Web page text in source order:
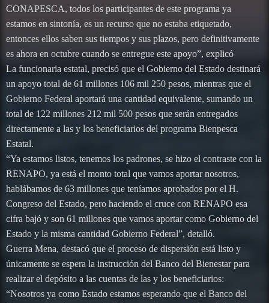
CONAPESCA, todos los participantes de este programa ya
estamos en sintonía, es un recurso que no estaba etiquetado,
entonces ellos saben sus tiempos y sus plazos, pero definitivamente
es ahora en octubre cuando se entregue este apoyo”, explicó
La funcionaria estatal, precisó que el Gobierno del Estado destinará
un apoyo total de 61 millones 106 mil 250 pesos, mientras que el
Gobierno Federal aportará una cantidad equivalente, sumando un
total de 122 millones 212 mil 500 pesos que serán entregados
directamente a las y los beneficiarios del programa Bienpesca
Estatal.
“Ya estamos listos, tenemos los padrones, se hizo el contraste con la
RENAPO, ya está el monto total que vamos aportar nosotros,
hablábamos de 63 millones que teníamos aprobados por el H.
Congreso del Estado, pero haciendo el cruce con RENAPO esa
cifra bajó y son 61 millones que vamos aportar como Gobierno del
Estado y la misma cantidad Gobierno Federal”, detalló.
Guerra Mena, destacó que el proceso de dispersión está listo y
únicamente se espera la instrucción del Banco del Bienestar para
realizar el depósito a las cuentas de las y los beneficiarios:
“Nosotros ya como Estado estamos esperando que el Banco del